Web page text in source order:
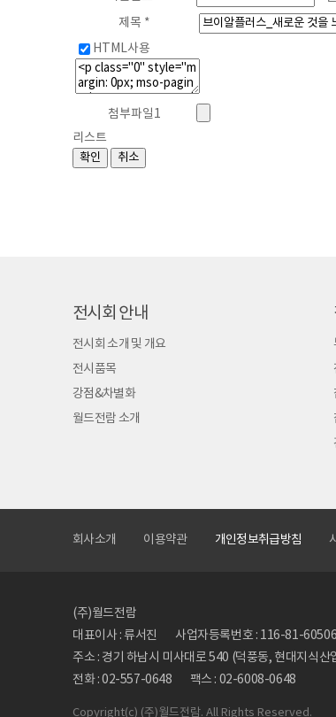
제목 *
HTML사용
첨부파일1
리스트
전시회 안내
전시회 소개 및 개요
전시품목
강점&차별화
월드전람 소개
회사소개 이용약관 개인정보취급방침
(주)월드전람
대표이사 : 류서진
사업자등록번호 : 116-81-60506
주소 : 경기 하남시 미사대로 540 (덕풍동, 현대지식
전화 : 02-557-0648
팩스 : 02-6008-0648
Copyright(c) (주)월드전람. All Rights Reserved.